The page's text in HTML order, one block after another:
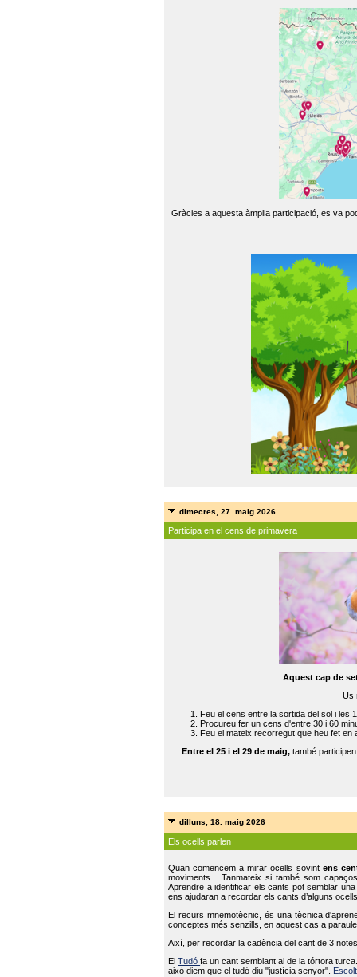
Gràcies a aquesta àmplia participació, es va
dimecres, 27. maig 2026
Participa en el cens de primavera
Aquest cap de
Us
Feu el cens entre la sortida del sol i les
Procureu fer un cens d'entre 30 i 60
Feu el mateix recorregut que heu fet en
Entre el 25 i el 29 de maig, també
dilluns, 18. maig 2026
Els ocells parlen
Quan comencem a mirar ocells sovint ens
moviments... Tanmateix si també som
Aprendre a identificar els cants pot semblar
ens ajudaran a recordar els cants d’alguns
El recurs mnemotècnic, és una tècnica
conceptes més senzills, en aquest cas a
Així, per recordar la cadència del cant de 3
ElTudófa un cant semblant al de la tórtora
això diem que el tudó diu "justícia senyor".